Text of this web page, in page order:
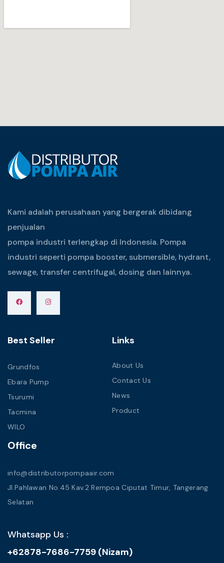
Kami adalah perusahaan yang bergerak dibidang
penjualan
pompa industri terlengkap di Indonesia. Pompa
industri seperti pompa booster, submersible, hydrant,
sewage, transfer centrifugal, dosing dan lainnya.
Best Seller
Grundfos
Ebara Pump
Tsurumi
Tacmina
WILO
Links
About Us
Contact Us
News
Product
Office
info@distributorpompaair.com
Jl.Pahlawan No.45 Kav.2 Rempoa Ciputat Timur, Tangerang
Selatan
Whatsapp Us :
+62878-7686-7759 (Nizam)